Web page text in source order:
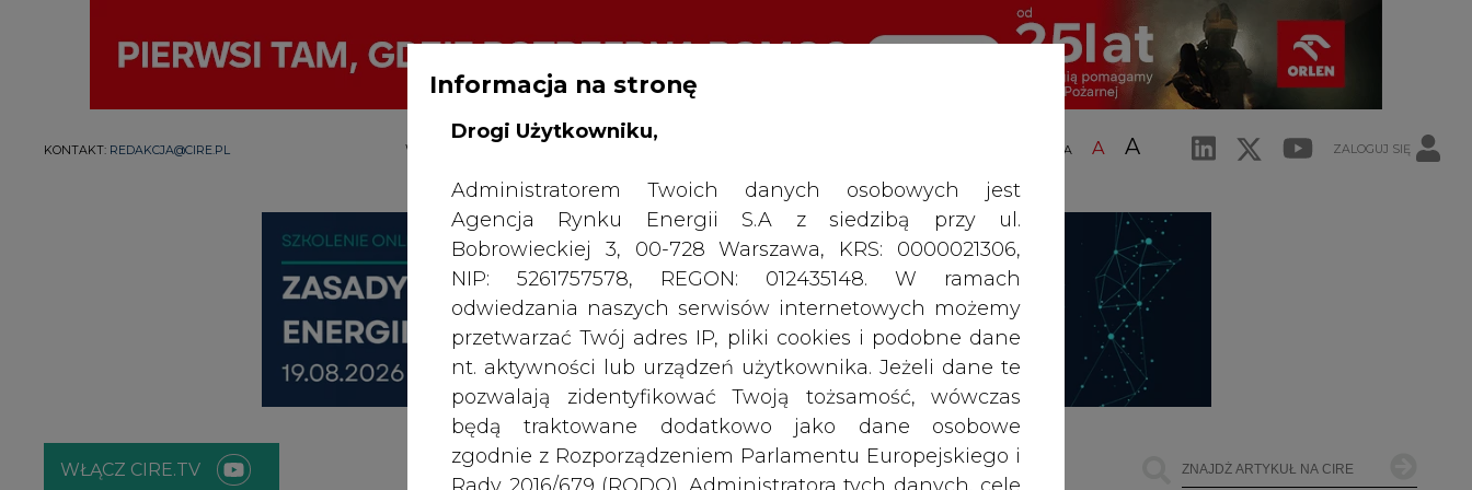
KONTAKT: REDAKCJA@CIRE.PL WYDAWCA PORTALU: A A A ZALOGUJ SIĘ
WŁĄCZ CIRE.TV
Informacja na stronę
Drogi Użytkowniku,
Administratorem Twoich danych osobowych jest
Agencja Rynku Energii S.A z siedzibą przy ul.
Bobrowieckiej 3, 00-728 Warszawa, KRS: 0000021306,
NIP: 5261757578, REGON: 012435148. W ramach
odwiedzania naszych serwisów internetowych możemy
przetwarzać Twój adres IP, pliki cookies i podobne dane
nt. aktywności lub urządzeń użytkownika. Jeżeli dane te
pozwalają zidentyfikować Twoją tożsamość, wówczas
będą traktowane dodatkowo jako dane osobowe
zgodnie z Rozporządzeniem Parlamentu Europejskiego i